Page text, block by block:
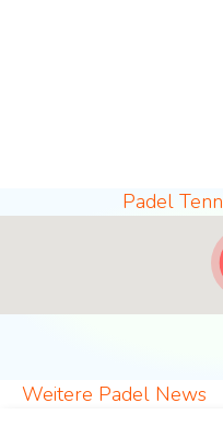
Padel
Padel Standorte -
Weitere Padel News